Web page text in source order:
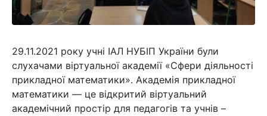
29.11.2021 року учні ІАЛ НУБІП України були
слухачами віртуальної академії «Сфери діяльності
прикладної математики». Академія прикладної
математики — це відкритий віртуальний
академічний простір для педагогів та учнів –